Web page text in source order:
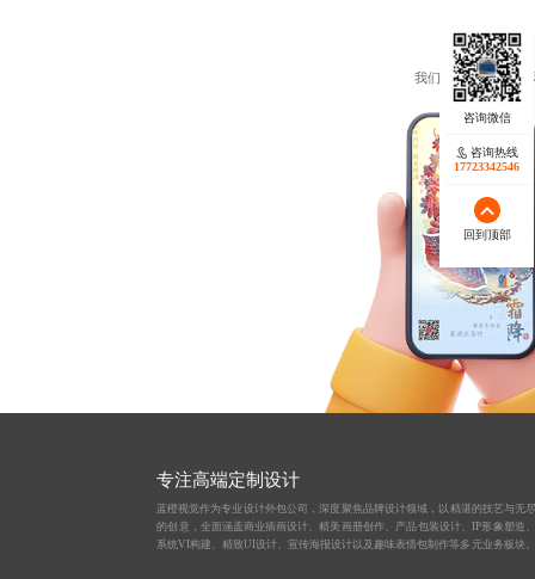
我们包装瓶、包装盒
咨询热线
17723342546
回到顶部
专注高端定制设计
蓝橙视觉作为专业设计外包公司 ，深度聚焦品牌设计领域，以精湛的技艺与无
的创意，全面涵盖商业插画设计、精美画册创作、 产品包装设计、 IP形象塑造
系统VI构建、精致UI设计、宣传海报设计以及趣味表情包制作等多元业务板块